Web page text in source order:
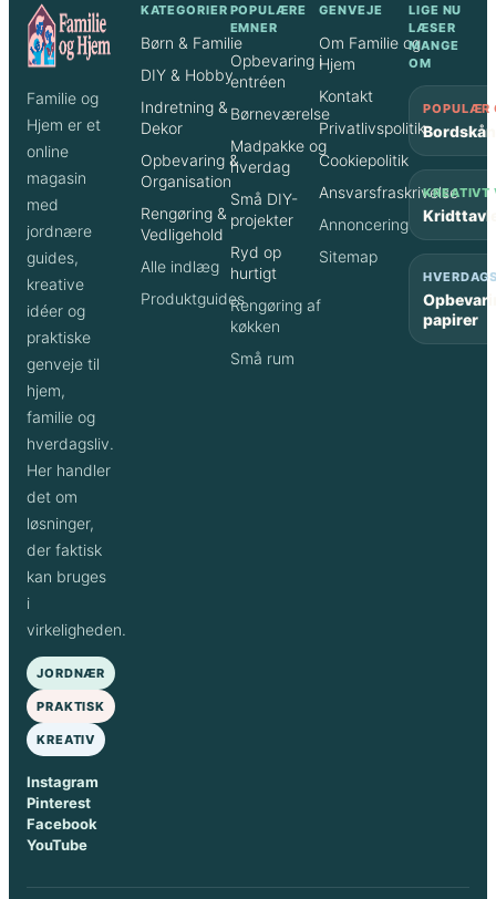
Familie og
Hjem er et
online
magasin
med
jordnære
guides,
kreative
idéer og
praktiske
genveje til
hjem,
familie og
hverdagsliv.
Her handler
det om
løsninger,
der faktisk
kan bruges
i
virkeligheden.
JORDNÆR
PRAKTISK
KREATIV
Instagram
Pinterest
Facebook
YouTube
KATEGORIER
Børn & Familie
DIY & Hobby
Indretning &
Dekor
Opbevaring &
Organisation
Rengøring &
Vedligehold
Alle indlæg
Produktguides
POPULÆRE
EMNER
Opbevaring i
entréen
Børneværelse
Madpakke og
hverdag
Små DIY-
projekter
Ryd op
hurtigt
Rengøring af
køkken
Små rum
GENVEJE
Om Familie og
Hjem
Kontakt
Privatlivspolitik
Cookiepolitik
Ansvarsfraskrivelse
Annoncering
Sitemap
LIGE NU
LÆSER
MANGE
OM
POPULÆR
KREATIVT
papirer